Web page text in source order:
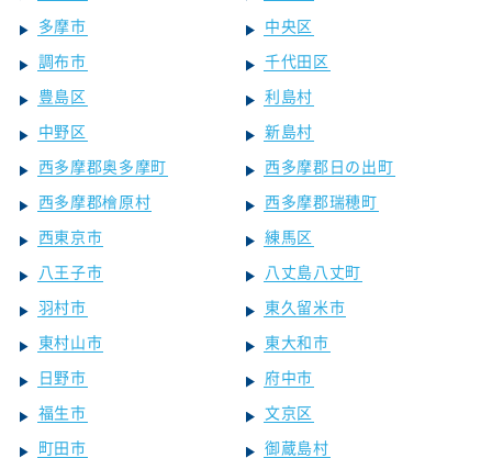
多摩市
中央区
調布市
千代田区
豊島区
利島村
中野区
新島村
西多摩郡奥多摩町
西多摩郡日の出町
西多摩郡檜原村
西多摩郡瑞穂町
西東京市
練馬区
八王子市
八丈島八丈町
羽村市
東久留米市
東村山市
東大和市
日野市
府中市
福生市
文京区
町田市
御蔵島村